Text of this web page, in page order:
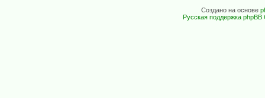
Создано на основе
Русская поддержка phpBB